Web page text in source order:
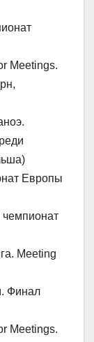
Meetings.
Европы
Meeting
Финал
Meetings.